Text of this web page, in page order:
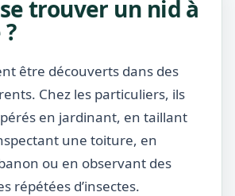
trouver un nid à
être découverts dans des
Chez les particuliers, ils
en jardinant, en taillant
une toiture, en
ou en observant des
répétées d’insectes.